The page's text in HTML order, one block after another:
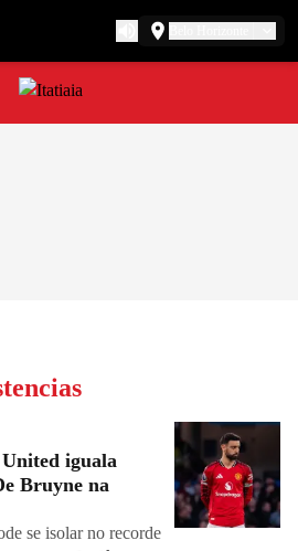
iguala
Bruyne na
se isolar no recorde